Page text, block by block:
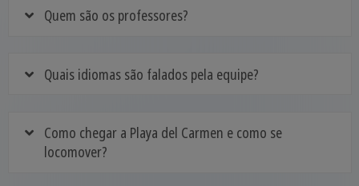
Quem são os professores?
Quais idiomas são falados pela equipe?
Como chegar a Playa del Carmen e como se
locomover?